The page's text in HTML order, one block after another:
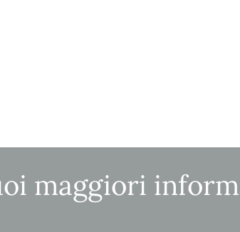
maggiori